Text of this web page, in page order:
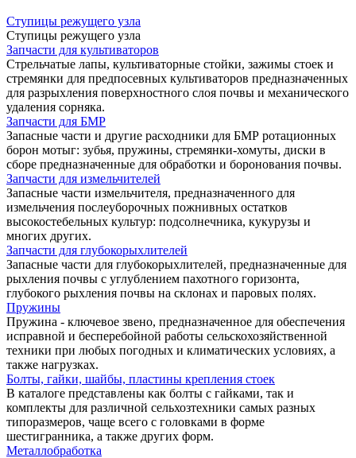
Ступицы режущего узла
Ступицы режущего узла
Запчасти для культиваторов
Стрельчатые лапы, культиваторные стойки, зажимы стоек и
стремянки для предпосевных культиваторов предназначенных
для разрыхления поверхностного слоя почвы и механического
удаления сорняка.
Запчасти для БМР
Запасные части и другие расходники для БМР ротационных
борон мотыг: зубья, пружины, стремянки-хомуты, диски в
сборе предназначенные для обработки и боронования почвы.
Запчасти для измельчителей
Запасные части измельчителя, предназначенного для
измельчения послеуборочных пожнивных остатков
высокостебельных культур: подсолнечника, кукурузы и
многих других.
Запчасти для глубокорыхлителей
Запасные части для глубокорыхлителей, предназначенные для
рыхления почвы с углублением пахотного горизонта,
глубокого рыхления почвы на склонах и паровых полях.
Пружины
Пружина - ключевое звено, предназначенное для обеспечения
исправной и бесперебойной работы сельскохозяйственной
техники при любых погодных и климатических условиях, а
также нагрузках.
Болты, гайки, шайбы, пластины крепления стоек
В каталоге представлены как болты с гайками, так и
комплекты для различной сельхозтехники самых разных
типоразмеров, чаще всего с головками в форме
шестигранника, а также других форм.
Металлобработка